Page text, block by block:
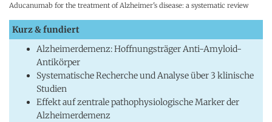
Aducanumab for the treatment of Alzheimer's disease: a systematic review
Kurz & fundiert
Alzheimerdemenz: Hoffnungsträger Anti-Amyloid-
Antikörper
Systematische Recherche und Analyse über 3 klinische
Studien
Effekt auf zentrale pathophysiologische Marker der
Alzheimerdemenz